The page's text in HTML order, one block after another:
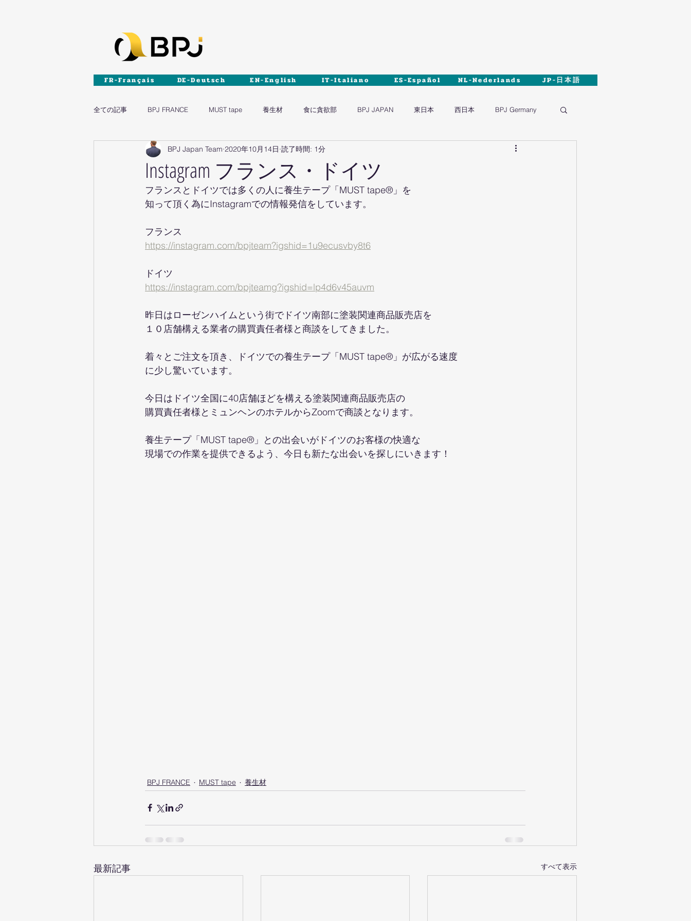
FR-Français DE-Deutsch EN-English IT-Italiano ES-Español NL-Nederlands JP-日本語
全ての記事 BPJ FRANCE MUST tape 養生材 食に貪欲部 BPJ JAPAN 東日本 西日本 BPJ Germany
家具
Instagram フランス・ドイツ
BPJ Japan Team 2020年10月14日 読了時間: 1分
フランスとドイツでは多くの人に養生テープ「MUST tape®」を
知って頂く為にInstagramでの情報発信をしています。
フランス
https://instagram.com/bpjteam?igshid=1u9ecusvby8t6
ドイツ
https://instagram.com/bpjteamg?igshid=lp4d6v45auvm
昨日はローゼンハイムという街でドイツ南部に塗装関連商品販売店を
１０店舗構える業者の購買責任者様と商談をしてきました。
着々とご注文を頂き、ドイツでの養生テープ「MUST tape®」が広がる速度
に少し驚いています。
今日はドイツ全国に40店舗ほどを構える塗装関連商品販売店の
購買責任者様とミュンヘンのホテルからZoomで商談となります。
養生テープ「MUST tape®」との出会いがドイツのお客様の快適な
現場での作業を提供できるよう、今日も新たな出会いを探しにいきます！
BPJ FRANCE MUST tape 養生材
最新記事 すべて表示